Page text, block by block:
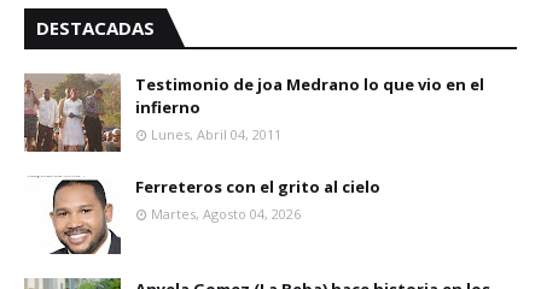
DESTACADAS
Testimonio de joa Medrano lo que vio en el
infierno
Lunes, Abril 04, 2011
Ferreteros con el grito al cielo
Martes, Agosto 04, 2026